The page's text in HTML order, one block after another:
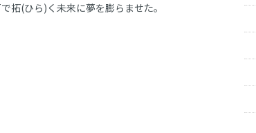
拓(ひら)く未来に夢を膨らませた。